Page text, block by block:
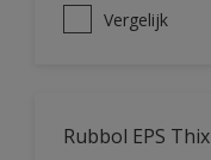
Vergelijk
Rubbol EPS Thix